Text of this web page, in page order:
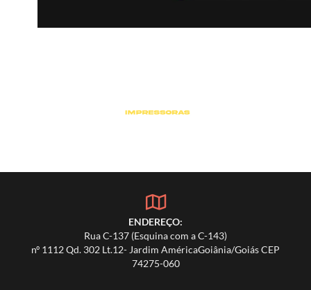
ENDEREÇO:
Rua C-137 (Esquina com a C-143)
nº 1112 Qd. 302 Lt.12- Jardim AméricaGoiânia/Goiás CEP
74275-060